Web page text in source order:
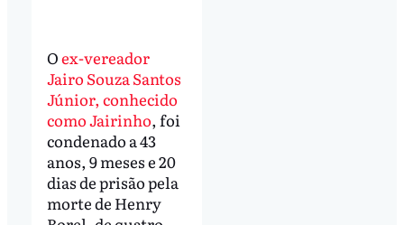
Oex-vereador
Jairo Souza Santos
Júnior, conhecido
como Jairinho, foi
condenado a 43
anos, 9 meses e 20
dias de prisão pela
morte de Henry